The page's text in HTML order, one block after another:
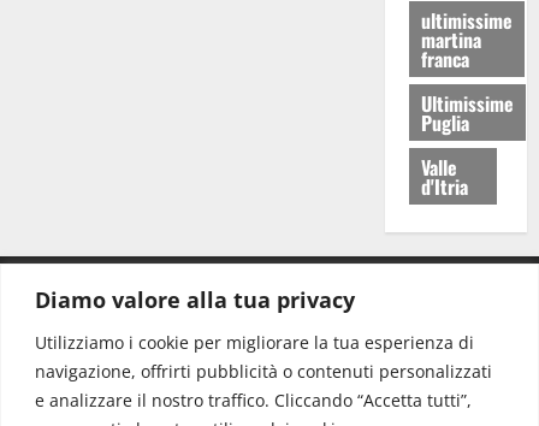
Diamo valore alla tua privacy
Utilizziamo i cookie per migliorare la tua esperienza di
navigazione, offrirti pubblicità o contenuti personalizzati
e analizzare il nostro traffico. Cliccando “Accetta tutti”,
ultimissime
martina
franca
Ultimissime
Puglia
Valle
d'Itria
Redazione: redazione@www.martinasera.it
Direttore:direttore@www.martinasera.it